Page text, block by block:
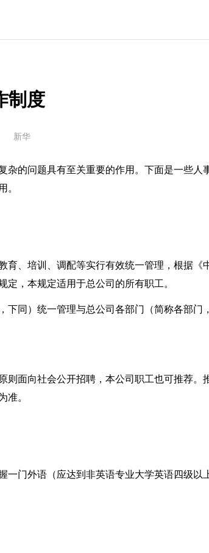
制度
新华
杂的问题具有至关重要的作用。下面是一些人
。
育、培训、调配等实行有效统一管理，根据《
，本规定适用于总公司的所有职工。
下同）统一管理与总公司各部门（简称各部门
则面向社会公开招聘，本公司职工也可推荐。
准。
一门外语（应达到非英语专业大学英语四级以